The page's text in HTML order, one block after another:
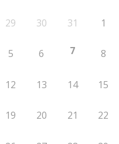
29 30 31 1
5 6 7 8
12 13 14 15
19 20 21 22